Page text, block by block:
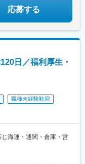
間舟渡駅、梅島駅、大島
車庫前駅、お花茶屋駅、
岩駅、西新井大師西
砂町駅、住吉駅(東京
、東陽町駅、ときわ台駅
条駅、堀切菖蒲園駅、
蓮沼駅、森下駅(東京
田駅(埼玉県)、獨協大
浦和駅、東岩槻駅、八木
子道駅、今里駅(近鉄
、ＪＲ河内永和駅、東
辺駅、文の里駅、船尾駅
、伝法駅、桃谷駅、天満
阪府)、東羽衣駅、駒川
座駅、島本駅、守口
辻駅、木幡駅(京都府・
応募する
日／福利厚生・
職種未経験歓迎
じ海運・通関・倉庫・営